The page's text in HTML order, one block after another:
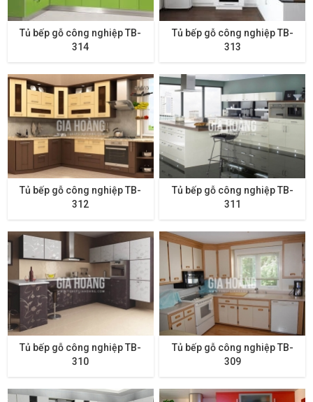
Tủ bếp gỗ công nghiệp TB-
314
Tủ bếp gỗ công nghiệp TB-
313
Tủ bếp gỗ công nghiệp TB-
312
Tủ bếp gỗ công nghiệp TB-
311
Tủ bếp gỗ công nghiệp TB-
310
Tủ bếp gỗ công nghiệp TB-
309